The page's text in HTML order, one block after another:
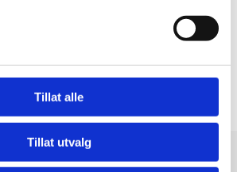
Tillat alle
Tillat utvalg